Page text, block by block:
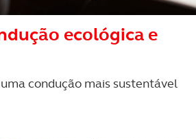
ecológica e
condução mais sustentável